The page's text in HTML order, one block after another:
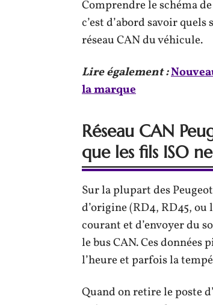
Comprendre le schéma
c’est d’abord savoir
réseau CAN du véhicule.
Lire également :
la marque
Réseau CAN
que les fils ISO
Sur la plupart des
d’origine (RD4, RD45, ou
courant et d’envoyer du
le bus CAN. Ces données
l’heure et parfois la
Quand on retire le poste